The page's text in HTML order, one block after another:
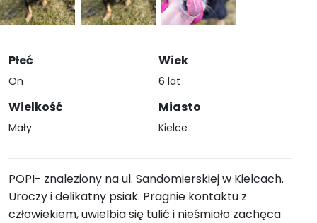
Płeć
On
Wielkość
Mały
Wiek
6 lat
Miasto
Kielce
POPI- znaleziony na ul. Sandomierskiej w Kielcach.
Uroczy i delikatny psiak. Pragnie kontaktu z
człowiekiem, uwielbia się tulić i nieśmiało zachęca